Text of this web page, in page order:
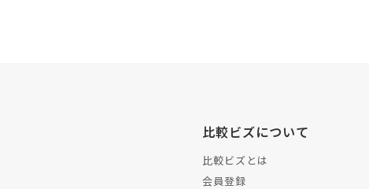
比較ビズについて
比較ビズとは
会員登録